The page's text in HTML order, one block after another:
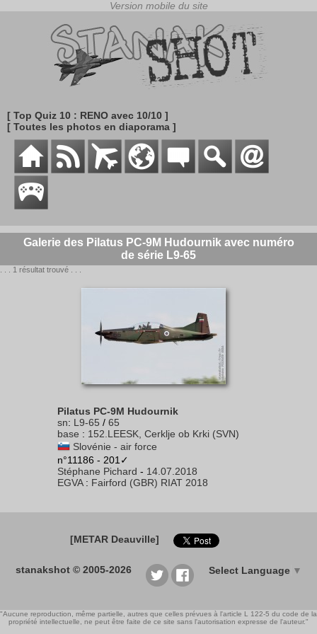
[ Top Quiz 10 : RENO avec 10/10 ]
[ Toutes les photos en diaporama ]
Galerie des Pilatus PC-9M Hudournik avec numéro
de série L9-65
. . . 1 résultat trouvé . . .
Pilatus PC-9M Hudournik
sn: L9-65 / 65
base : 152.LEESK, Cerklje ob Krki (SVN)
Slovénie - air force
n°11186 - 201✓
Stéphane Pichard - 14.07.2018
EGVA: Fairford (GBR) RIAT 2018
[METAR Deauville]
stanakshot © 2005-2026 Select Language ▼
"Aucune reproduction, même partielle, autres que celles prévues à l'article L 122-5 du code de la
propriété intellectuelle, ne peut être faite de ce site sans l'autorisation expresse de l'auteur."